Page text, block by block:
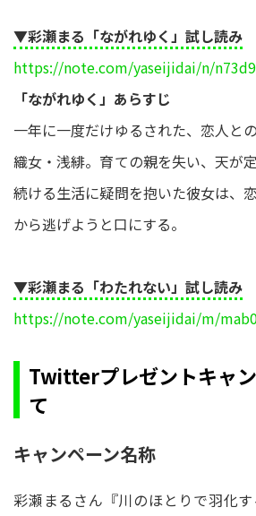
▼彩瀬まる「ながれゆく」試し読み
https://note.com/yaseijidai/n/
「ながれゆく」あらすじ
一年に一度だけゆるされた、恋人と
織女・浅緋。育ての親を失い、天が
続ける生活に疑問を抱いた彼女は、
から逃げようと口にする。
▼彩瀬まる「わたれない」試し読み
https://note.com/yaseijidai/m/
Twitterプレゼントキャ
て
キャンペーン名称
彩瀬まるさん『川のほとりで羽化